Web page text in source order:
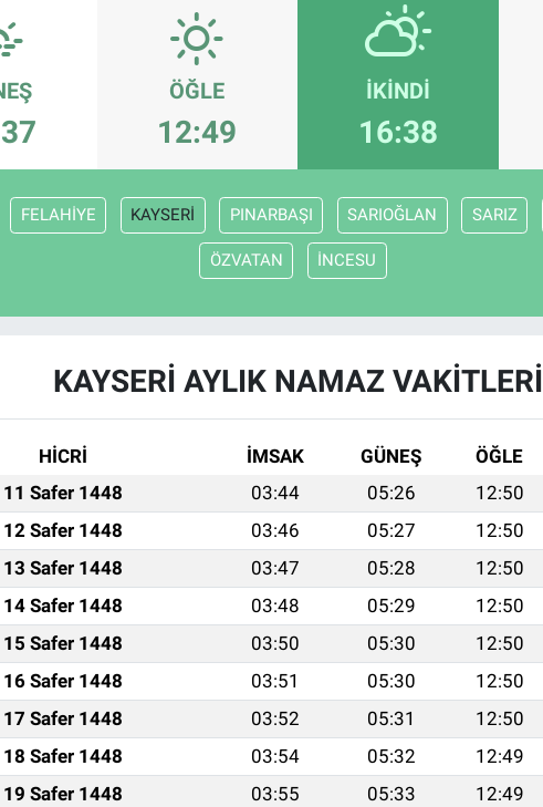
ÖĞLE
12:49
İKINDI
16:38
FELAHİYE KAYSERİ PINARBAŞI SARIOĞLAN SARIZ
ÖZVATAN İNCESU
KAYSERİ AYLIK NAMAZ VAKITLERI
HİCRİ İMSAK GÜNEŞ ÖĞLE
11 Safer 1448 03:44 05:26 12:50
12 Safer 1448 03:46 05:27 12:50
13 Safer 1448 03:47 05:28 12:50
14 Safer 1448 03:48 05:29 12:50
15 Safer 1448 03:50 05:30 12:50
16 Safer 1448 03:51 05:30 12:50
17 Safer 1448 03:52 05:31 12:50
18 Safer 1448 03:54 05:32 12:49
19 Safer 1448 03:55 05:33 12:49